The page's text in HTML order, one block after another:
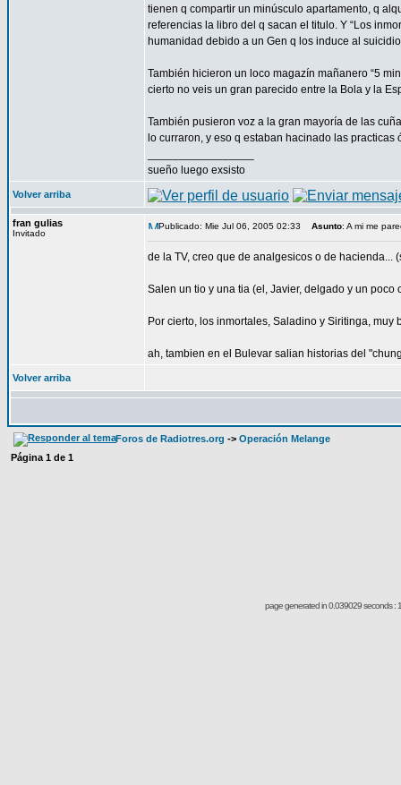
tienen q compartir un minúsculo apartamento, q
referencias la libro del q sacan el titulo. Y “Los
humanidad debido a un Gen q los induce al
También hicieron un loco magazín mañanero “5
cierto no veis un gran parecido entre la Bola y la
También pusieron voz a la gran mayoría de las
lo curraron, y eso q estaban hacinado las
sueño luego exsisto
Volver arriba
fran gulias
Invitado
Publicado: Mie Jul 06, 2005 02:33 Asunto: A mi me
de la TV, creo que de analgesicos o de hacienda...
Salen un tio y una tia (el, Javier, delgado y un poco
Por cierto, los inmortales, Saladino y Siritinga, muy
ah, tambien en el Bulevar salian historias del
Volver arriba
Foros de Radiotres.org -> Operación Melange
Página 1 de 1
page generated in 0.039029 seconds :